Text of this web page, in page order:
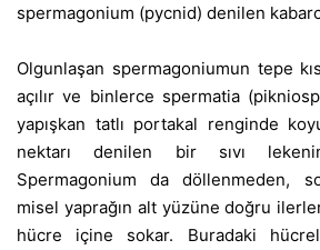
spermagonium (pycnid) denilen
Olgunlaşan spermagoniumun tepe
açılır ve binlerce spermatia
yapışkan tatlı portakal renginde
nektarı denilen bir sıvı
Spermagonium da döllenmeden,
misel yaprağın alt yüzüne doğru
hücre içine sokar. Buradaki